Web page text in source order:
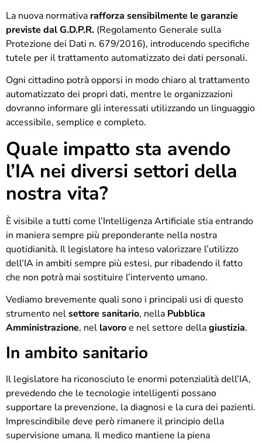
La nuova normativa rafforza sensibilmente le garanzie
previste dal G.D.P.R. (Regolamento Generale sulla
Protezione dei Dati n. 679/2016), introducendo specifiche
tutele per il trattamento automatizzato dei dati personali.
Ogni cittadino potrà opporsi in modo chiaro al trattamento
automatizzato dei propri dati, mentre le organizzazioni
dovranno informare gli interessati utilizzando un linguaggio
accessibile, semplice e completo.
Quale impatto sta avendo
l’IA nei diversi settori della
nostra vita?
È visibile a tutti come l’Intelligenza Artificiale stia entrando
in maniera sempre più preponderante nella nostra
quotidianità. Il legislatore ha inteso valorizzare l’utilizzo
dell’IA in ambiti sempre più estesi, pur ribadendo il fatto
che non potrà mai sostituire l’intervento umano.
Vediamo brevemente quali sono i principali usi di questo
strumento nelsettore sanitario, nella Pubblica
Amministrazione, nel lavoroe nel settore dellagiustizia.
In ambito sanitario
Il legislatore ha riconosciuto le enormi potenzialità dell’IA,
prevedendo che le tecnologie intelligenti possano
supportare la prevenzione, la diagnosi e la cura dei pazienti.
Imprescindibile deve però rimanere il principio della
supervisione umana. Il medico mantiene la piena